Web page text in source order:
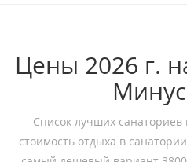
Цены 2026 г.
Список лучших
стоимость отдыха в